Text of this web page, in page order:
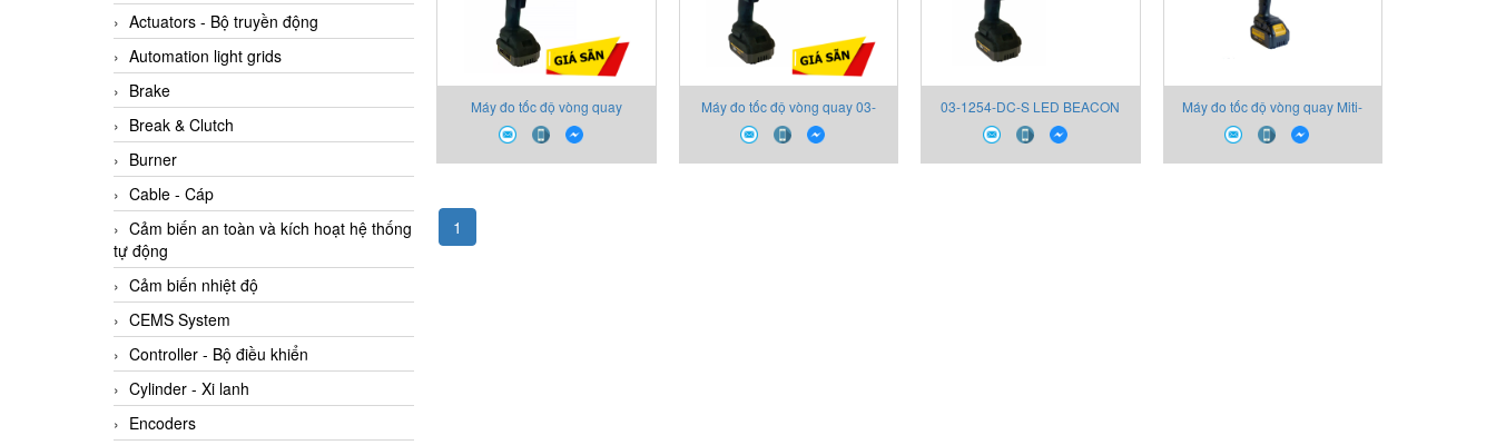
Actuators - Bộ truyền động
Automation light grids
Brake
Break & Clutch
Burner
Cable - Cáp
Cảm biến an toàn và kích hoạt hệ thống
tự động
Cảm biến nhiệt độ
CEMS System
Controller - Bộ điều khiển
Cylinder - Xi lanh
Encoders
Máy đo tốc độ vòng quay
Unilux LED Beacon 03-1254-
DC-S Unilux
Máy đo tốc độ vòng quay 03-
1254-DC-S Unilux LED Beacon
03-1254-DC-S LED BEACON
Unilux
Máy đo tốc độ vòng quay Miti-
Lite 03-1118-vc / LED Beacon
03-1254-DC-S Unilux
1